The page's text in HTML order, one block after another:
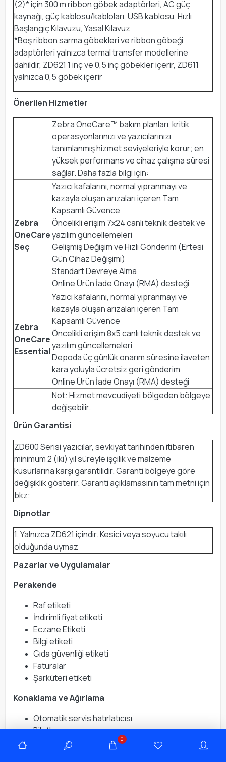
(2)* için 300 m ribbon göbek adaptörleri, AC güç
kaynağı, güç kablosu/kabloları, USB kablosu, Hızlı
Başlangıç Kılavuzu, Yasal Kılavuz
*Boş ribbon sarma göbekleri ve ribbon göbeği
adaptörleri yalnızca termal transfer modellerine
dahildir, ZD621 1 inç ve 0,5 inç göbekler içerir, ZD611
yalnızca 0,5 göbek içerir
Önerilen Hizmetler
Zebra OneCare™ bakım planları, kritik
operasyonlarınızı ve yazıcılarınızı
tanımlanmış hizmet seviyeleriyle korur; en
yüksek performans ve cihaz çalışma süresi
sağlar. Daha fazla bilgi için:
Zebra
OneCare
Seç
Yazıcı kafalarını, normal yıpranmayı ve
kazayla oluşan arızaları içeren Tam
Kapsamlı Güvence
Öncelikli erişim 7x24 canlı teknik destek ve
yazılım güncellemeleri
Gelişmiş Değişim ve Hızlı Gönderim (Ertesi
Gün Cihaz Değişimi)
Standart Devreye Alma
Online Ürün İade Onayı (RMA) desteği
Zebra
OneCare
Essential
Yazıcı kafalarını, normal yıpranmayı ve
kazayla oluşan arızaları içeren Tam
Kapsamlı Güvence
Öncelikli erişim 8x5 canlı teknik destek ve
yazılım güncellemeleri
Depoda üç günlük onarım süresine ilaveten
kara yoluyla ücretsiz geri gönderim
Online Ürün İade Onayı (RMA) desteği
Not: Hizmet mevcudiyeti bölgeden bölgeye
değişebilir.
Ürün Garantisi
ZD600 Serisi yazıcılar, sevkiyat tarihinden itibaren
minimum 2 (iki) yıl süreyle işçilik ve malzeme
kusurlarına karşı garantilidir. Garanti bölgeye göre
değişiklik gösterir. Garanti açıklamasının tam metni için
bkz:
Dipnotlar
1. Yalnızca ZD621 içindir. Kesici veya soyucu takılı
olduğunda uymaz
Pazarlar ve Uygulamalar
Perakende
Raf etiketi
İndirimli fiyat etiketi
Eczane Etiketi
Bilgi etiketi
Gıda güvenliği etiketi
Faturalar
Şarküteri etiketi
Konaklama ve Ağırlama
Otomatik servis hatırlatıcısı
Biletleme
Etkinlik Bileklikleri
0